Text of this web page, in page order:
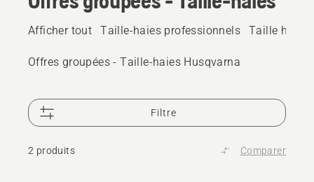
Afficher tout Taille-haies professionnels Taille haie
Offres groupées - Taille-haies Husqvarna
Filtre
2 produits Comparer